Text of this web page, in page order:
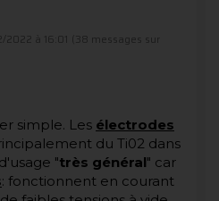
à 16:01
(38 messages sur
simple. Les électrodes
du Ti02 dans
"très général" car
: fonctionnent en courant